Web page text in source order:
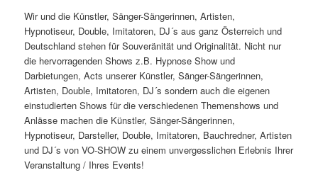
Wir und die Künstler, Sänger-Sängerinnen, Artisten,
Hypnotiseur, Double, Imitatoren, DJ´s aus ganz Österreich und
Deutschland stehen für Souveränität und Originalität. Nicht nur
die hervorragenden Shows z.B. Hypnose Show und
Darbietungen, Acts unserer Künstler, Sänger-Sängerinnen,
Artisten, Double, Imitatoren, DJ´s sondern auch die eigenen
einstudierten Shows für die verschiedenen Themenshows und
Anlässe machen die Künstler, Sänger-Sängerinnen,
Hypnotiseur, Darsteller, Double, Imitatoren, Bauchredner, Artisten
und DJ´s von VO-SHOW zu einem unvergesslichen Erlebnis Ihrer
Veranstaltung / Ihres Events!